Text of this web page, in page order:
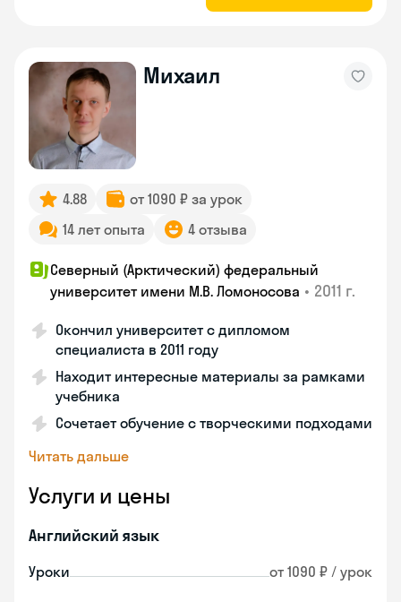
Михаил
4.88
от 1090 ₽ за урок
14 лет опыта
4 отзыва
Северный (Арктический) федеральный
университет имени М.В. Ломоносова • 2011 г.
Окончил университет с дипломом
специалиста в 2011 году
Находит интересные материалы за рамками
учебника
Сочетает обучение с творческими подходами
Читать дальше
Услуги и цены
Английский язык
Уроки от 1090 ₽ / урок